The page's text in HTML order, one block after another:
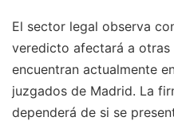
El sector legal observa
veredicto afectará a otras
encuentran actualmente
juzgados de Madrid. La
dependerá de si se